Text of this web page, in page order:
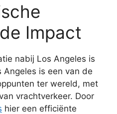
Impact
nabij Los Angeles is
Angeles is een van de
ter wereld, met
vrachtverkeer. Door
hier een efficiënte